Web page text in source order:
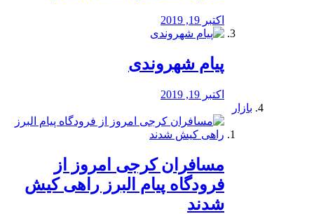
اکتبر 19, 2019
پیام شهروندی
اکتبر 19, 2019
بازار
مسافران کرجی امروز از
فرودگاه پیام البرز راهی کیش
شدند